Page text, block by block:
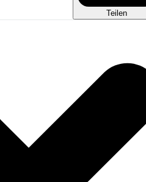
Teilen